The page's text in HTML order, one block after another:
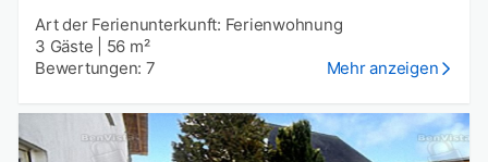
Art der Ferienunterkunft: Ferienwohnung
3 Gäste
56 m²
Bewertungen: 7
Mehr anzeigen